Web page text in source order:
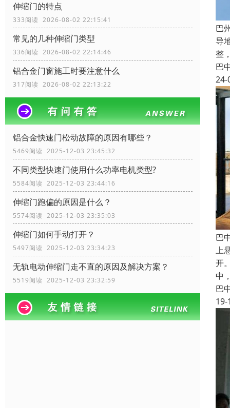
伸缩门的特点
333阅读 2026-08-02 22:15:41
常见的几种伸缩门类型
336阅读 2026-08-02 22:14:46
铝合金门窗施工时要注意什么
317阅读 2026-08-02 22:13:22
铝合金快速门松动故障的原因有哪些？
5469阅读 2025-12-03 23:45:32
不同类型快速门使用什么功率电机类型?
5584阅读 2025-12-03 23:44:16
伸缩门跑偏的原因是什么？
5574阅读 2025-12-03 23:35:03
伸缩门如何手动打开？
5497阅读 2025-12-03 23:34:23
无轨电动伸缩门走不直的原因及解决方案？
5519阅读 2025-12-03 23:32:59
巴
导
整
巴
24-
巴
上
开
中
巴
19-